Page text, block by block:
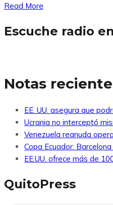
Read More
Escuche radio
Notas
EE. UU. asegura que
Ucrania no interceptó
Venezuela reanuda
Copa Ecuador:
EE.UU. ofrece más de
QuitoPress